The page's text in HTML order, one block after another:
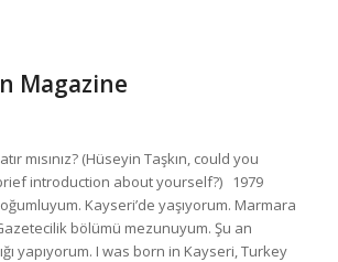
Magazine
mısınız? (Hüseyin Taşkın, could you
introduction about yourself?) 1979
Kayseri’de yaşıyorum. Marmara
bölümü mezunuyum. Şu an
yapıyorum. I was born in Kayseri, Turkey